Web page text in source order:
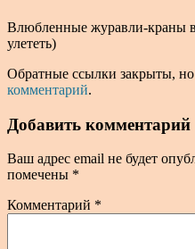
Влюбленные журавли-краны в
улететь)
Обратные ссылки закрыты,
комментарий.
Добавить комментарий
Ваш адрес email не будет
помечены *
Комментарий *